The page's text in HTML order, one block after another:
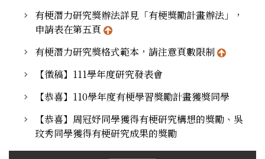
有梗潛力研究獎辦法詳見「有梗獎勵計畫辦法」，
申請表在第五頁
有梗潛力研究獎格式範本，請注意頁數限制
【徵稿】111學年度研究發表會
【恭喜】110學年度有梗學習獎勵計畫獲獎同學
【恭喜】周冠妤同學獲得有梗研究構想的獎勵、吳
玟秀同學獲得有梗研究成果的獎勵